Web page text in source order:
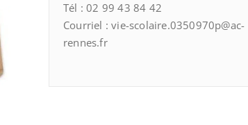
Tél : 02 99 43 84 42
Courriel : vie-scolaire.0350970p@ac-
rennes.fr